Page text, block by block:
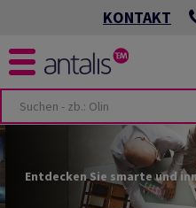
KONTAKT
Entdecken Sie smarte und